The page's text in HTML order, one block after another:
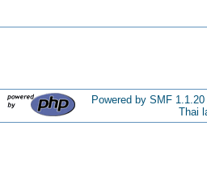
Powered by SMF 1.1.20
Thai